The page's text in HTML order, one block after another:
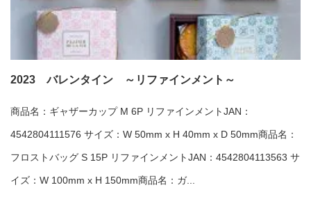
2023 バレンタイン ～リファインメント～
商品名：ギャザーカップ M 6P リファインメントJAN：
4542804111576 サイズ：W 50mm x H 40mm x D 50mm商品名：
フロストバッグ S 15P リファインメントJAN：4542804113563 サ
イズ：W 100mm x H 150mm商品名：ガ...